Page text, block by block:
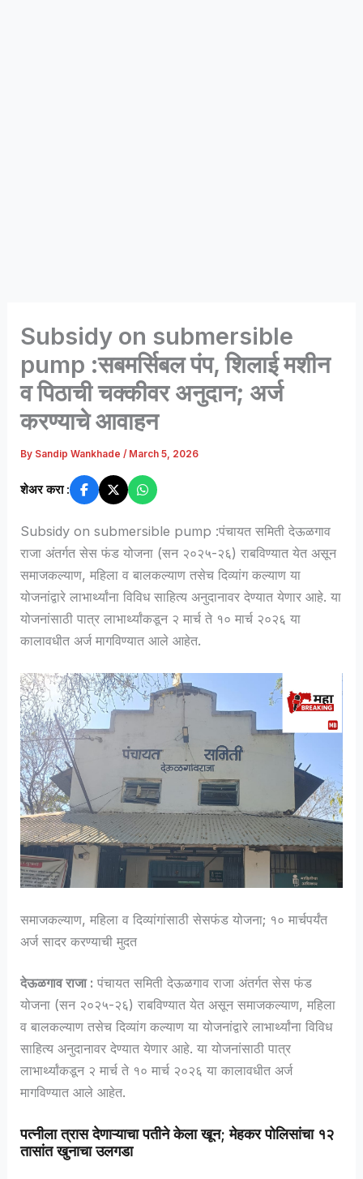
Subsidy on submersible
pump :सबमर्सिबल पंप, शिलाई मशीन
व पिठाची चक्कीवर अनुदान; अर्ज
करण्याचे आवाहन
By Sandip Wankhade/ March 5, 2026
शेअर करा :
Subsidy on submersible pump :पंचायत समिती देऊळगाव
राजा अंतर्गत सेस फंड योजना (सन २०२५-२६) राबविण्यात येत असून
समाजकल्याण, महिला व बालकल्याण तसेच दिव्यांग कल्याण या
योजनांद्वारे लाभार्थ्यांना विविध साहित्य अनुदानावर देण्यात येणार आहे. या
योजनांसाठी पात्र लाभार्थ्यांकडून २ मार्च ते १० मार्च २०२६ या
कालावधीत अर्ज मागविण्यात आले आहेत.
समाजकल्याण, महिला व दिव्यांगांसाठी सेसफंड योजना; १० मार्चपर्यंत
अर्ज सादर करण्याची मुदत
देऊळगाव राजा : पंचायत समिती देऊळगाव राजा अंतर्गत सेस फंड
योजना (सन २०२५-२६) राबविण्यात येत असून समाजकल्याण, महिला
व बालकल्याण तसेच दिव्यांग कल्याण या योजनांद्वारे लाभार्थ्यांना विविध
साहित्य अनुदानावर देण्यात येणार आहे. या योजनांसाठी पात्र
लाभार्थ्यांकडून २ मार्च ते १० मार्च २०२६ या कालावधीत अर्ज
मागविण्यात आले आहेत.
पत्नीला त्रास देणाऱ्याचा पतीने केला खून; मेहकर पोलिसांचा १२
तासांत खुनाचा उलगडा